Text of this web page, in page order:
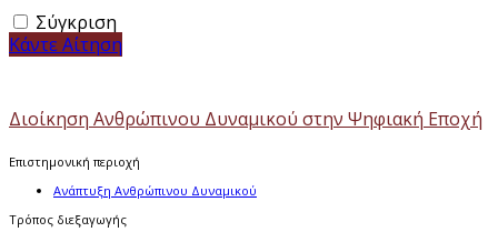
Σύγκριση
Κάντε Αίτηση
Διοίκηση Ανθρώπινου Δυναμικού στην Ψηφιακή Εποχή
Επιστημονική περιοχή
Ανάπτυξη Ανθρώπινου Δυναμικού
Τρόπος διεξαγωγής